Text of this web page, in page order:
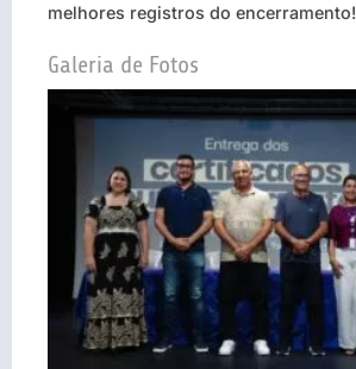
melhores registros do encerramento!
Galeria de Fotos